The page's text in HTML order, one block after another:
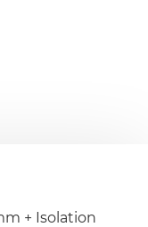
+ Isolation